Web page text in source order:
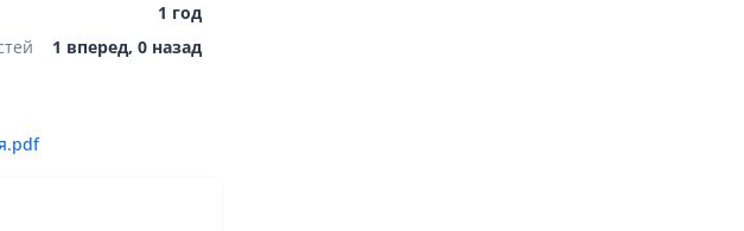
1 год
1 вперед, 0 назад